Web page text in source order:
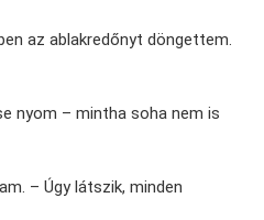
az ablakredőnyt döngettem.
nyom – mintha soha nem is
– Úgy látszik, minden